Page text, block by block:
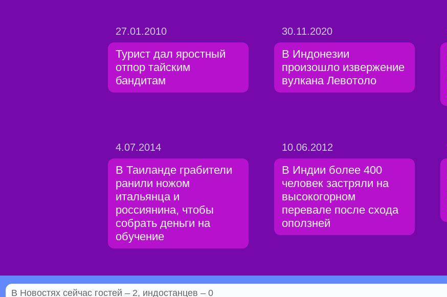
27.01.2010
Турист дал яростный
отпор тайским
бандитам
30.11.2020
В Индонезии
произошло извержение
вулкана Левотоло
4.07.2014
В Таиланде грабители
ранили ножом
итальянца и
россиянина, чтобы
собрать деньги на
обучение
10.06.2012
В Индии более 400
человек застряли на
высокогорном
перевале после схода
оползней
В Новостях сейчас гостей – 2, индостанцев – 0